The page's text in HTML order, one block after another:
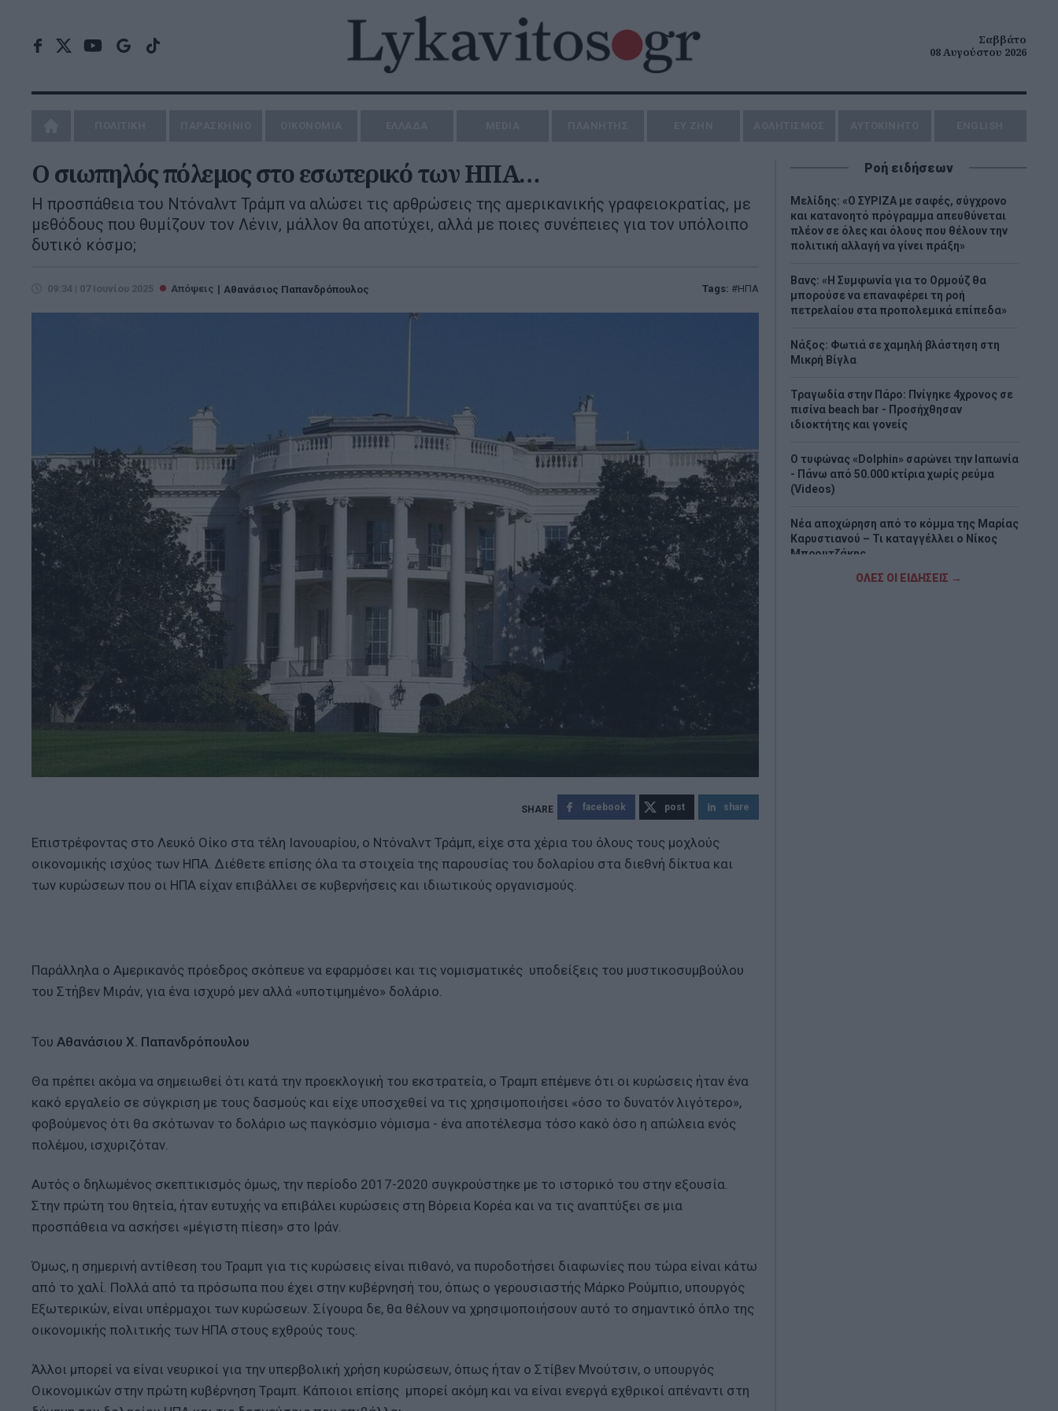
Σαββάτο
08 Αυγούστου 2026
Ο σιωπηλός πόλεμος στο εσωτερικό των ΗΠΑ…
Η προσπάθεια του Ντόναλντ Τράμπ να αλώσει τις αρθρώσεις της αμερικανικής γραφειοκρατίας, με
μεθόδους που θυμίζουν τον Λένιν, μάλλον θα αποτύχει, αλλά με ποιες συνέπειες για τον υπόλοιπο
δυτικό κόσμο;
09:34 | 07 Ιουνίου 2025 Απόψεις Αθανάσιος Παπανδρόπουλος Tags: ΗΠΑ
facebook post share
Επιστρέφοντας στο Λευκό Οίκο στα τέλη Ιανουαρίου, ο Ντόναλντ Τράμπ, είχε στα χέρια του όλους τους μοχλούς
οικονομικής ισχύος των ΗΠΑ. Διέθετε επίσης όλα τα στοιχεία της παρουσίας του δολαρίου στα διεθνή δίκτυα και
των κυρώσεων που οι ΗΠΑ είχαν επιβάλλει σε κυβερνήσεις και ιδιωτικούς οργανισμούς.
Παράλληλα ο Αμερικανός πρόεδρος σκόπευε να εφαρμόσει και τις νομισματικές υποδείξεις του μυστικοσυμβούλου
του Στήβεν Μιράν, για ένα ισχυρό μεν αλλά «υποτιμημένο» δολάριο.
Του Aθανάσιου Χ. Παπανδρόπουλου
Θα πρέπει ακόμα να σημειωθεί ότι κατά την προεκλογική του εκστρατεία, ο Τραμπ επέμενε ότι οι κυρώσεις ήταν ένα
κακό εργαλείο σε σύγκριση με τους δασμούς και είχε υποσχεθεί να τις χρησιμοποιήσει «όσο το δυνατόν λιγότερο»,
φοβούμενος ότι θα σκότωναν το δολάριο ως παγκόσμιο νόμισμα - ένα αποτέλεσμα τόσο κακό όσο η απώλεια ενός
πολέμου, ισχυριζόταν.
Αυτός ο δηλωμένος σκεπτικισμός όμως, την περίοδο 2017-2020 συγκρούστηκε με το ιστορικό του στην εξουσία.
Στην πρώτη του θητεία, ήταν ευτυχής να επιβάλει κυρώσεις στη Βόρεια Κορέα και να τις αναπτύξει σε μια
προσπάθεια να ασκήσει «μέγιστη πίεση» στο Ιράν.
Όμως, η σημερινή αντίθεση του Τραμπ για τις κυρώσεις είναι πιθανό, να πυροδοτήσει διαφωνίες που τώρα είναι κάτω
από το χαλί. Πολλά από τα πρόσωπα που έχει στην κυβέρνησή του, όπως ο γερουσιαστής Μάρκο Ρούμπιο, υπουργός
Εξωτερικών, είναι υπέρμαχοι των κυρώσεων. Σίγουρα δε, θα θέλουν να χρησιμοποιήσουν αυτό το σημαντικό όπλο της
οικονομικής πολιτικής των ΗΠΑ στους εχθρούς τους.
Άλλοι μπορεί να είναι νευρικοί για την υπερβολική χρήση κυρώσεων, όπως ήταν ο Στίβεν Μνούτσιν, ο υπουργός
Οικονομικών στην πρώτη κυβέρνηση Τραμπ. Κάποιοι επίσης μπορεί ακόμη και να είναι ενεργά εχθρικοί απέναντι στη
Ροή ειδήσεων
Μελίδης: «Ο ΣΥΡΙΖΑ με σαφές, σύγχρονο
και κατανοητό πρόγραμμα απευθύνεται
πλέον σε όλες και όλους που θέλουν την
πολιτική αλλαγή να γίνει πράξη»
Βανς: «Η Συμφωνία για το Ορμούζ θα
μπορούσε να επαναφέρει τη ροή
πετρελαίου στα προπολεμικά επίπεδα»
Νάξος: Φωτιά σε χαμηλή βλάστηση στη
Μικρή Βίγλα
Τραγωδία στην Πάρο: Πνίγηκε 4χρονος σε
πισίνα beach bar - Προσήχθησαν
ιδιοκτήτης και γονείς
Ο τυφώνας «Dolphin» σαρώνει την Ιαπωνία
- Πάνω από 50.000 κτίρια χωρίς ρεύμα
(Videos)
Νέα αποχώρηση από το κόμμα της Μαρίας
Καρυστιανού – Τι καταγγέλλει ο Νίκος
Μπρουτζάκης
ΟΛΕΣ ΟΙ ΕΙΔΗΣΕΙΣ →